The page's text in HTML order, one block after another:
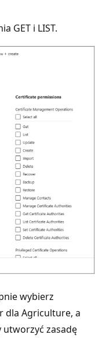
GET i LIST.
wybierz
dla Agriculture, a
zasadę